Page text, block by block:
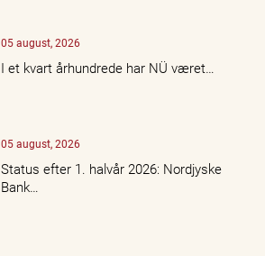
05 august, 2026
I et kvart århundrede har NÜ været…
05 august, 2026
Status efter 1. halvår 2026: Nordjyske
Bank…